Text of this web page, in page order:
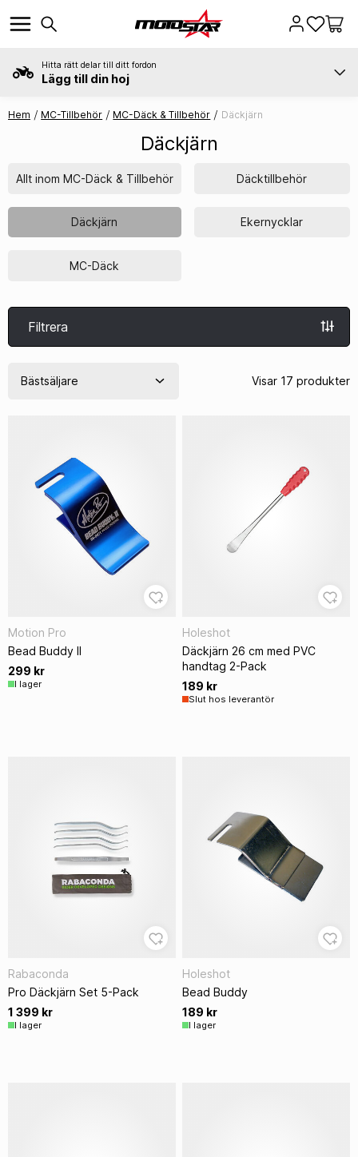
Hitta rätt delar till ditt fordon
Lägg till din hoj
Hem MC-Tillbehör MC-Däck & Tillbehör Däckjärn
Däckjärn
Allt inom MC-Däck & Tillbehör Däcktillbehör
Däckjärn Ekernycklar
MC-Däck
Filtrera
Visar 17 produkter
Motion Pro
Bead Buddy II
299 kr
I lager
Holeshot
Däckjärn 26 cm med PVC
handtag 2-Pack
189 kr
Slut hos leverantör
Rabaconda
Pro Däckjärn Set 5-Pack
1 399 kr
I lager
Holeshot
Bead Buddy
189 kr
I lager